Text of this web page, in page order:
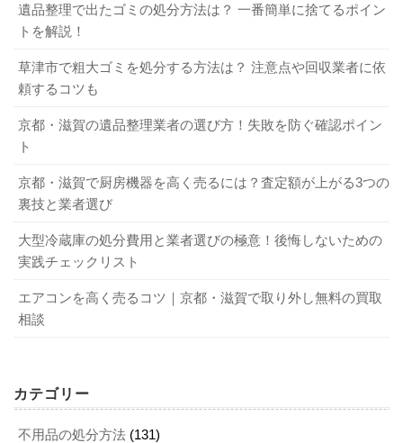
遺品整理で出たゴミの処分方法は？ 一番簡単に捨てるポイン
トを解説！
草津市で粗大ゴミを処分する方法は？ 注意点や回収業者に依
頼するコツも
京都・滋賀の遺品整理業者の選び方！失敗を防ぐ確認ポイン
ト
京都・滋賀で厨房機器を高く売るには？査定額が上がる3つの
裏技と業者選び
大型冷蔵庫の処分費用と業者選びの極意！後悔しないための
実践チェックリスト
エアコンを高く売るコツ｜京都・滋賀で取り外し無料の買取
相談
カテゴリー
不用品の処分方法 (131)